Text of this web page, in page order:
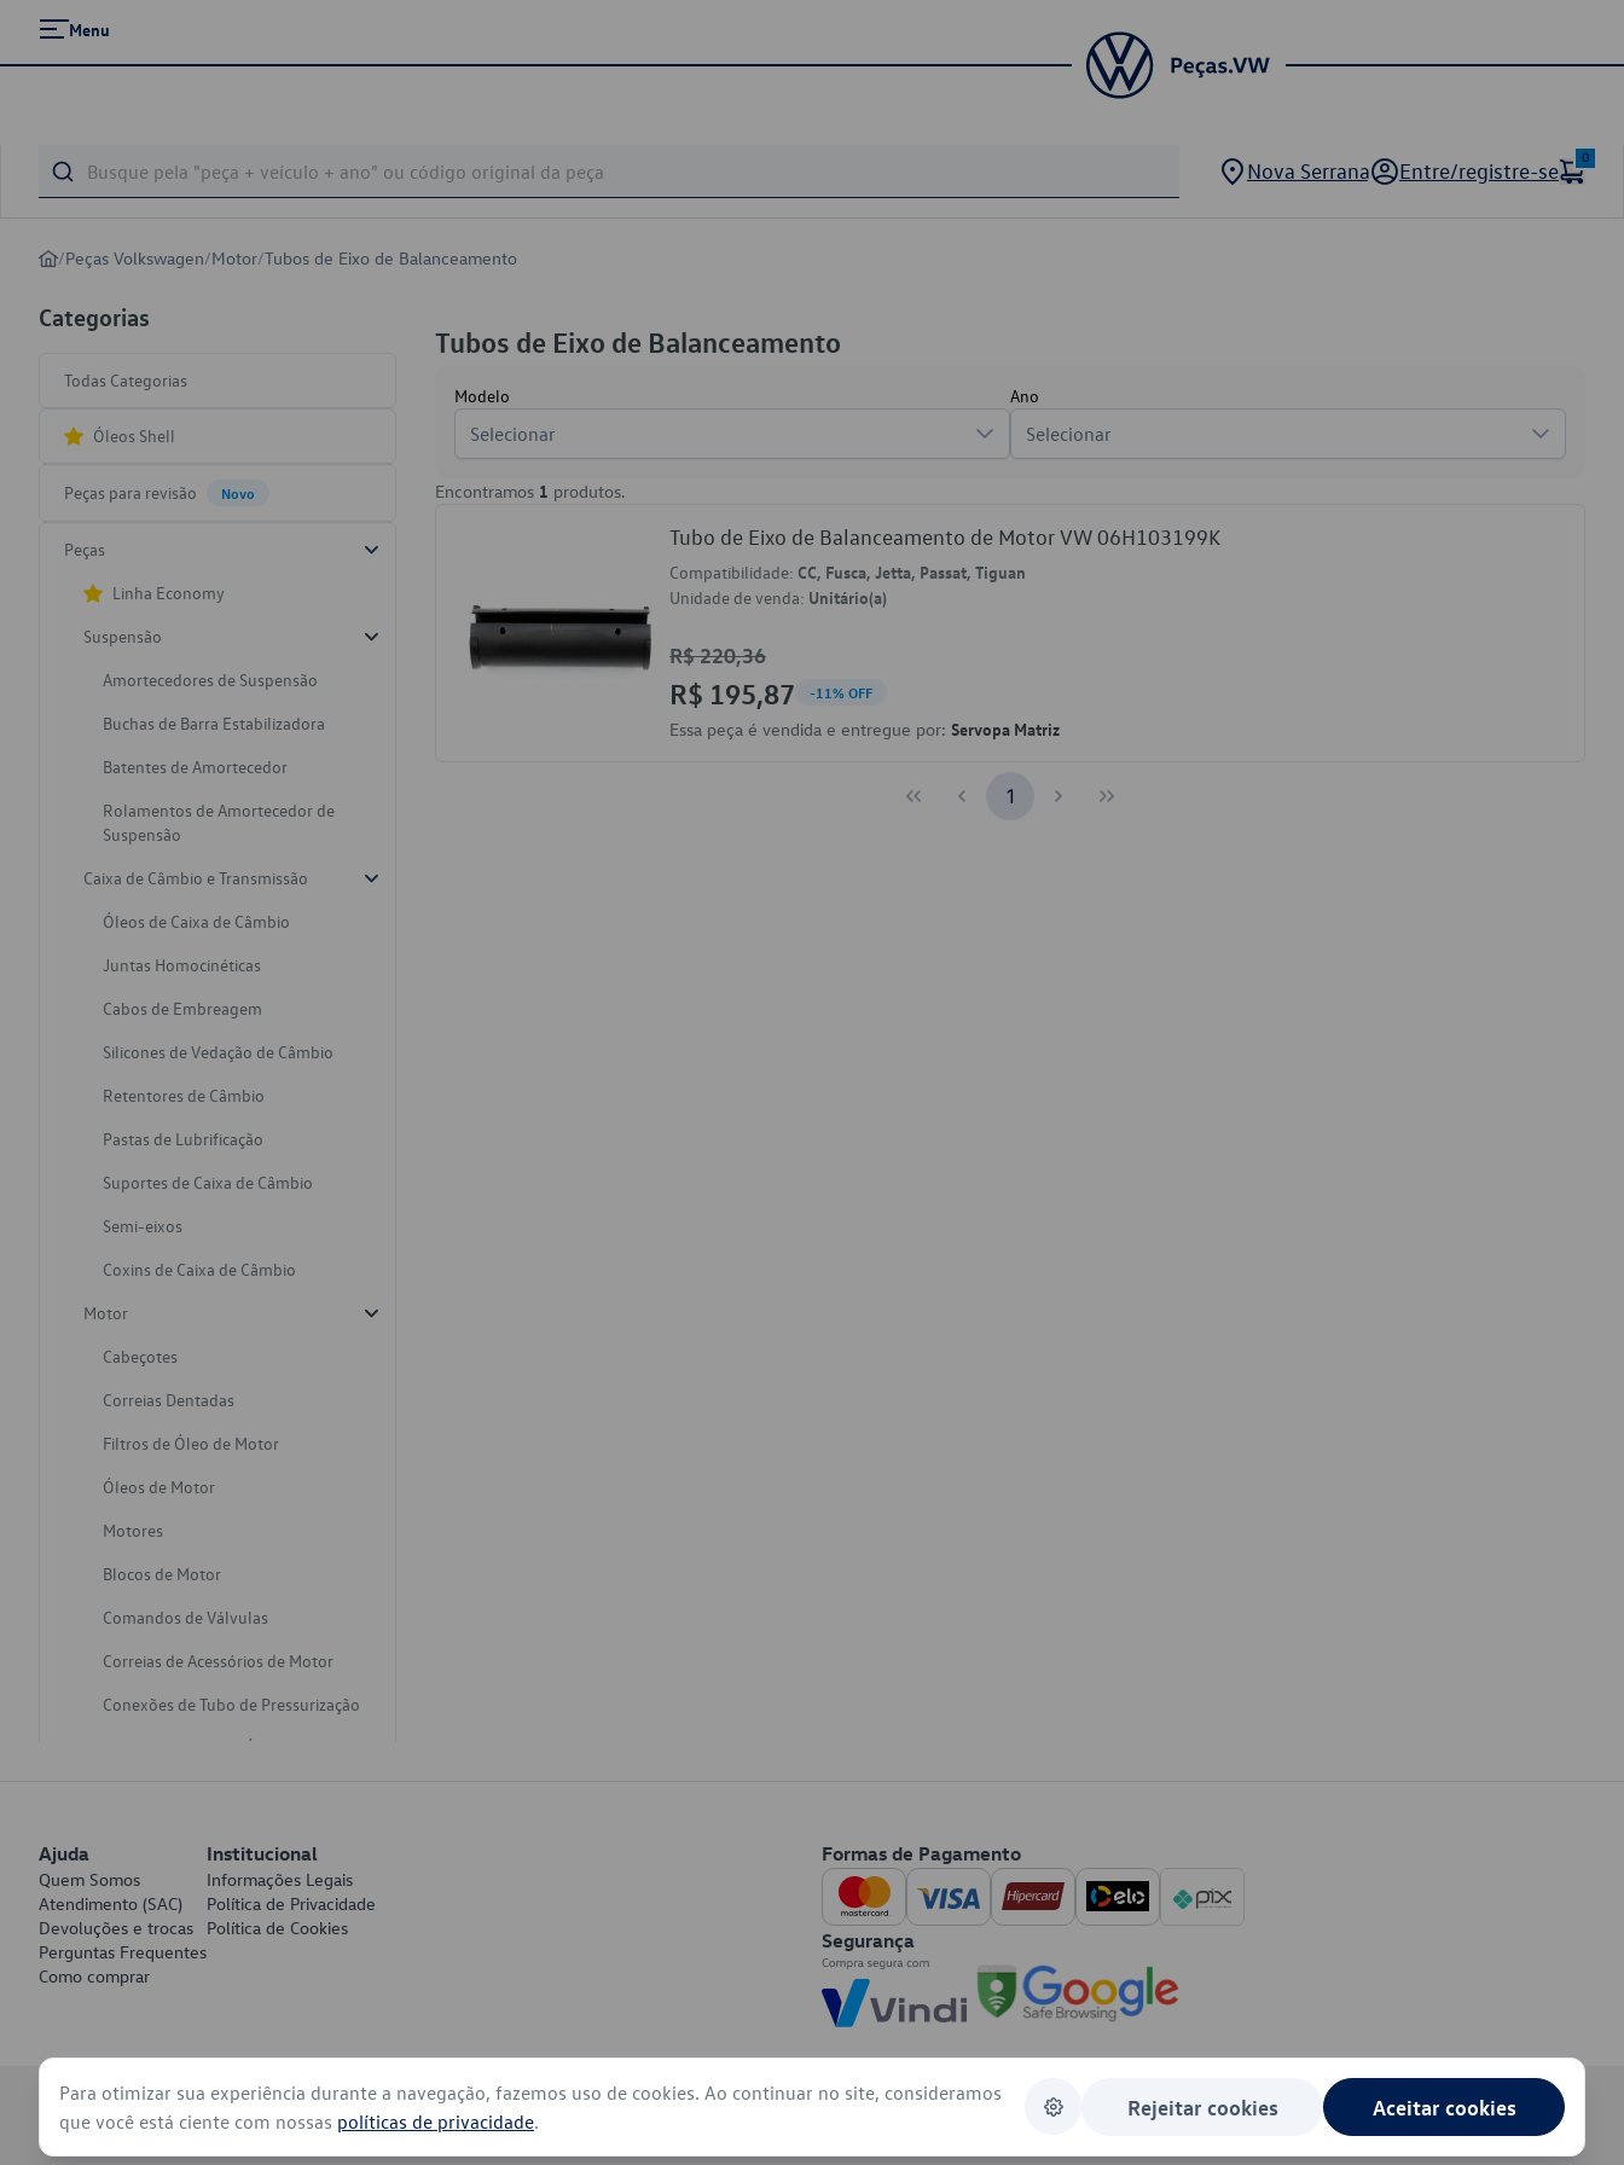
Menu
Nova Serrana Entre/registre-se
0
/Peças Volkswagen/Motor/Tubos de Eixo de Balanceamento
Categorias
Todas Categorias
Óleos Shell
Peças para revisão Novo
Peças
Linha Economy
Suspensão
Amortecedores de Suspensão
Buchas de Barra Estabilizadora
Batentes de Amortecedor
Rolamentos de Amortecedor de
Suspensão
Caixa de Câmbio e Transmissão
Óleos de Caixa de Câmbio
Juntas Homocinéticas
Cabos de Embreagem
Silicones de Vedação de Câmbio
Retentores de Câmbio
Pastas de Lubrificação
Suportes de Caixa de Câmbio
Semi-eixos
Coxins de Caixa de Câmbio
Motor
Cabeçotes
Correias Dentadas
Filtros de Óleo de Motor
Óleos de Motor
Motores
Blocos de Motor
Comandos de Válvulas
Correias de Acessórios de Motor
Conexões de Tubo de Pressurização
Varetas de Nivel de Óleo
Discos de Freio
Juntas de Bomba de Vácuo
Mangueiras de Vácuo de Servo
Pratos de Disco de Freio
Travas de Pastilha de Freio
Tubos de Eixo de Balanceamento
Modelo
Selecionar
Ano
Selecionar
Encontramos 1 produtos.
Tubo de Eixo de Balanceamento de Motor VW 06H103199K
Compatibilidade: CC, Fusca, Jetta, Passat, Tiguan
Unidade de venda: Unitário(a)
R$ 220,36
R$ 195,87 -11% OFF
Essa peça é vendida e entregue por: Servopa Matriz
1
Ajuda
Quem Somos
Atendimento (SAC)
Devoluções e trocas
Perguntas Frequentes
Como comprar
Institucional
Informações Legais
Política de Privacidade
Política de Cookies
Formas de Pagamento
Segurança
© 2026 - Volkswagen do Brasil - Todos os direitos reservados
Para otimizar sua experiência durante a navegação, fazemos uso de cookies. Ao continuar no site, consideramos
que você está ciente com nossas políticas de privacidade.
Rejeitar cookies Aceitar cookies